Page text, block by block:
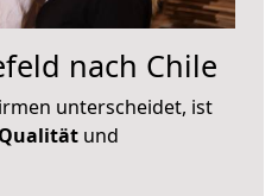
nach Chile
unterscheidet, ist
Qualität und